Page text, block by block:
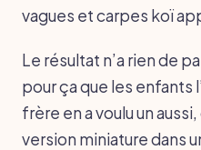
vagues et carpes koï
Le résultat n’a rien de
pour ça que les
frère en a voulu un
version miniature dans